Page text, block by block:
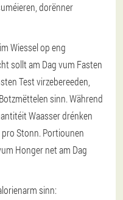
dorënner
Wiessel op eng
sollt am Dag vum Fasten
Test virzebereeden,
sinn. Während
Waasser drénken
pro Stonn. Portiounen
Honger net am Dag
sinn: